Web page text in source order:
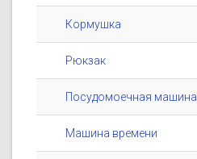
Кормушка
Рюкзак
Посудомоечная машина
Машина времени